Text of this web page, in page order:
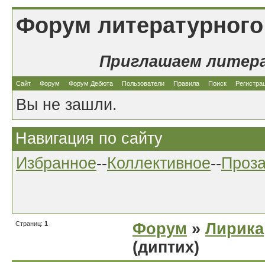
Форум
Приглашаем
Сайт Форум Форум Дебюта Пользователи Правила Поиск
Вы не зашли.
Навигация по сайту
Избранное--Коллективное--
Страниц: 1 Форум » Лирика
(диптих)